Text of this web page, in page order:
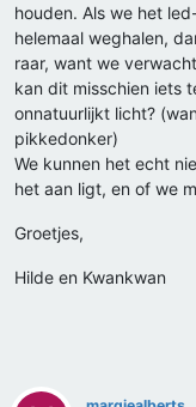
houden. Als we het
helemaal weghalen,
raar, want we
kan dit misschien iets
onnatuurlijkt licht?
pikkedonker)
We kunnen het echt
het aan ligt, en of we
Groetjes,
Hilde en Kwankwan